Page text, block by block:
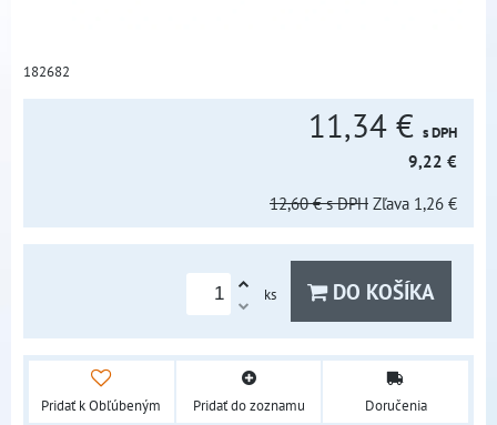
182682
11,34 € s DPH
9,22 €
12,60 € s DPH Zľava 1,26 €
ks DO KOŠÍKA
Pridať k Obľúbeným Pridať do zoznamu Doručenia